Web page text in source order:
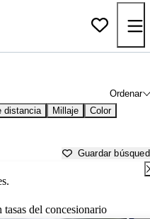
Ordenar
distancia Millaje Color
Guardar
del concesionario